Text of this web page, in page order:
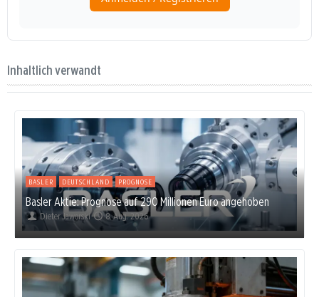
Inhaltlich verwandt
BASLER DEUTSCHLAND PROGNOSE
Basler Aktie: Prognose auf 290 Millionen Euro angehoben
Dieter Jaworski 8. Aug. 2026